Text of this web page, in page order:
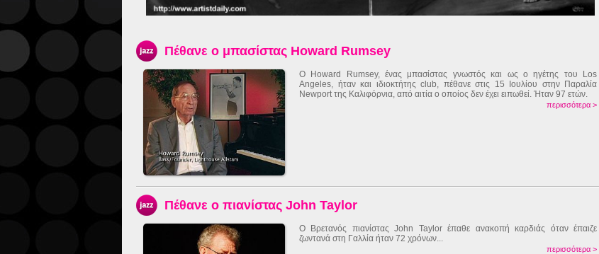
Πέθανε ο μπασίστας Howard Rumsey
Ο Howard Rumsey, ένας μπασίστας γνωστός και ως ο ηγέτης του Los
Angeles, ήταν και ιδιοκτήτης club, πέθανε στις 15 Ιουλίου στην Παραλία
Newport της Καλιφόρνια, από αιτία ο οποίος δεν έχει ειπωθεί. Ήταν 97 ετών.
περισσότερα >
Πέθανε ο πιανίστας John Taylor
Ο Βρετανός πιανίστας John Taylor έπαθε ανακοπή καρδιάς όταν έπαιζε
ζωντανά στη Γαλλία ήταν 72 χρόνων...
περισσότερα >